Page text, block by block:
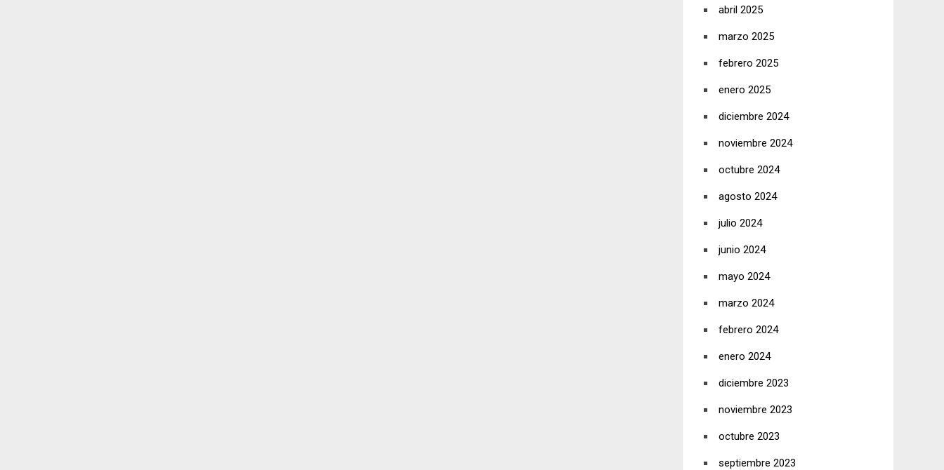
abril 2025
marzo 2025
febrero 2025
enero 2025
diciembre 2024
noviembre 2024
octubre 2024
agosto 2024
julio 2024
junio 2024
mayo 2024
marzo 2024
febrero 2024
enero 2024
diciembre 2023
noviembre 2023
octubre 2023
septiembre 2023